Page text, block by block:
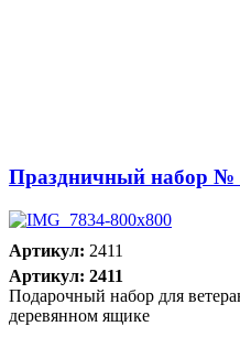
Праздничный набор №
Артикул: 2411
Артикул: 2411
Подарочный набор для
деревянном ящике